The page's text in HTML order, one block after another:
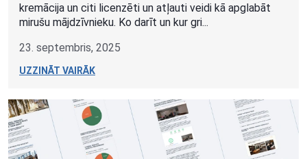
kremācija un citi licenzēti un atļauti veidi kā apglabāt
mirušu mājdzīvnieku. Ko darīt un kur gri...
23. septembris, 2025
UZZINĀT VAIRĀK